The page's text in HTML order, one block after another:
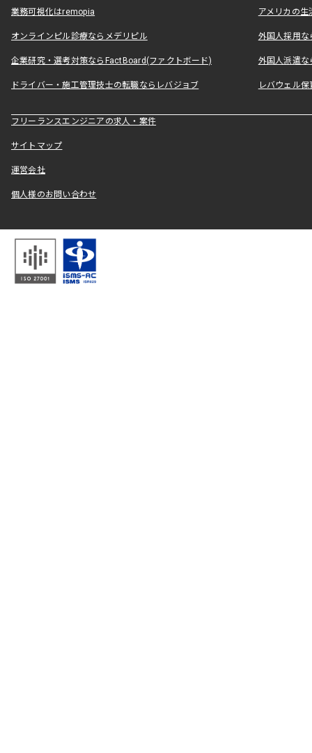
業務可視化はremopia アメリカの
オンラインピル診療ならメデリピル 外国人採用
企業研究・選考対策ならFactBoard(ファクトボード) 外国人派遣な
ドライバー・施工管理技士の転職ならレバジョブ レバウェル
フリーランスエンジニアの求人・案件
サイトマップ
運営会社
個人様のお問い合わせ